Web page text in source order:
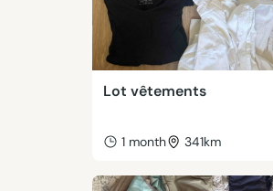
Lot vêtements
1 month 341km